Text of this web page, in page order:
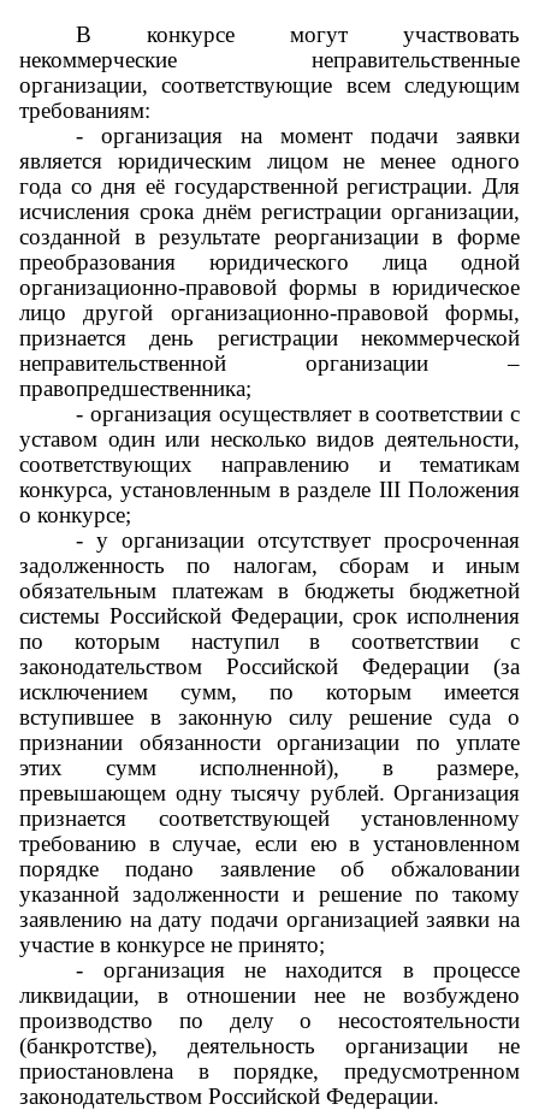
В конкурсе могут участвовать
некоммерческие неправительственные
организации, соответствующие всем следующим
требованиям:
- организация на момент подачи заявки
является юридическим лицом не менее одного
года со дня её государственной регистрации. Для
исчисления срока днём регистрации организации,
созданной в результате реорганизации в форме
преобразования юридического лица одной
организационно-правовой формы в юридическое
лицо другой организационно-правовой формы,
признается день регистрации некоммерческой
неправительственной организации –
правопредшественника;
- организация осуществляет в соответствии с
уставом один или несколько видов деятельности,
соответствующих направлению и тематикам
конкурса, установленным в разделе III Положения
о конкурсе;
- у организации отсутствует просроченная
задолженность по налогам, сборам и иным
обязательным платежам в бюджеты бюджетной
системы Российской Федерации, срок исполнения
по которым наступил в соответствии с
законодательством Российской Федерации (за
исключением сумм, по которым имеется
вступившее в законную силу решение суда о
признании обязанности организации по уплате
этих сумм исполненной), в размере,
превышающем одну тысячу рублей. Организация
признается соответствующей установленному
требованию в случае, если ею в установленном
порядке подано заявление об обжаловании
указанной задолженности и решение по такому
заявлению на дату подачи организацией заявки на
участие в конкурсе не принято;
- организация не находится в процессе
ликвидации, в отношении нее не возбуждено
производство по делу о несостоятельности
(банкротстве), деятельность организации не
приостановлена в порядке, предусмотренном
законодательством Российской Федерации.